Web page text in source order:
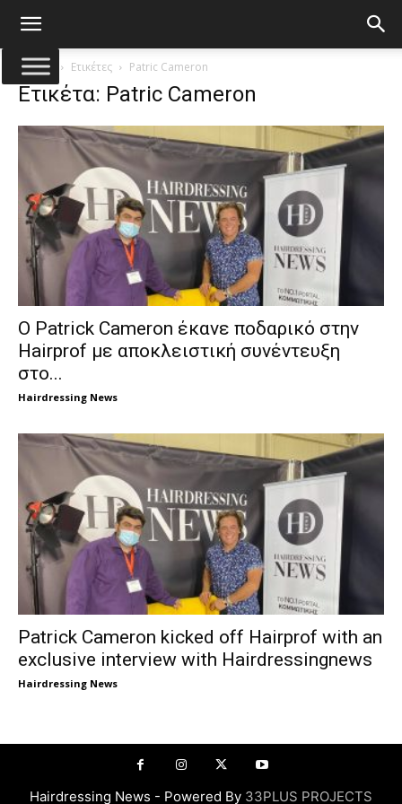
Αρχική Ετικέτες Patric Cameron
Ετικέτα: Patric Cameron
Ο Patrick Cameron έκανε ποδαρικό στην
Hairprof με αποκλειστική συνέντευξη
στο...
Hairdressing News
Patrick Cameron kicked off Hairprof with an
exclusive interview with Hairdressingnews
Hairdressing News
Hairdressing News - Powered By 33PLUS PROJECTS